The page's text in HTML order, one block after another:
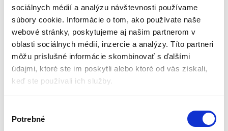
sociálnych médií a analýzu návštevnosti používame
súbory cookie. Informácie o tom, ako používate naše
webové stránky, poskytujeme aj našim partnerom v
oblasti sociálnych médií, inzercie a analýzy. Títo partneri
môžu príslušné informácie skombinovať s ďalšími
údajmi, ktoré ste im poskytli alebo ktoré od vás získali,
keď ste používali ich služby.
Potrebné
Skladom - doručenie do 24-
48 hod
Šírka: 300 cm
Dĺžka: 600 cm
Plocha: 18 m2
Materiál: PE fólia: 140 g/m2 UV4
odolná
168,00 €
Skladom - doručenie do 24-
48 hod
Rozmery: 300 × 300 cm
Výška: 300 cm (nastaviteľná)
Strecha: 1280D PVC – 100 %
vodotesná, UV filter UPF50+
Steny: 210D PVC – 100 %